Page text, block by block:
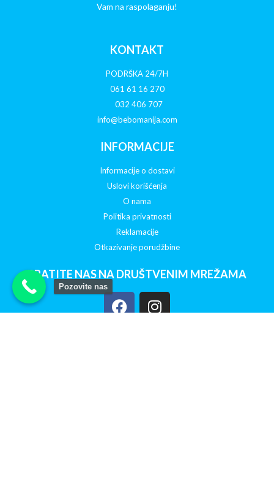
Vam na raspolaganju!
KONTAKT
PODRŠKA 24/7H
061 61 16 270
032 406 707
info@bebomanija.com
INFORMACIJE
Informacije o dostavi
Uslovi korišćenja
O nama
Politika privatnosti
Reklamacije
Otkazivanje porudžbine
PRATITE NAS NA DRUŠTVENIM MREŽAMA
Pozovite nas